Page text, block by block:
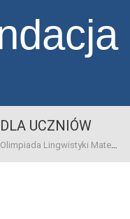
bankowo-adresowe kontakt
DLA UCZNIÓW
Olimpiada Lingwistyki Matematycznej